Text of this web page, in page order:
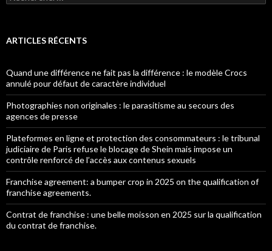
ARTICLES RÉCENTS
Quand une différence ne fait pas la différence : le modèle Crocs
annulé pour défaut de caractère individuel
Photographies non originales : le parasitisme au secours des
agences de presse
Plateformes en ligne et protection des consommateurs : le tribunal
judiciaire de Paris refuse le blocage de Shein mais impose un
contrôle renforcé de l’accès aux contenus sexuels
Franchise agreement: a bumper crop in 2025 on the qualification of
franchise agreements.
Contrat de franchise : une belle moisson en 2025 sur la qualification
du contrat de franchise.